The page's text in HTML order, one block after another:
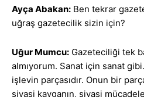
Ayça Abakan: Ben tekrar
uğraş gazetecilik sizin için?
Uğur Mumcu: Gazeteciliği tek
almıyorum. Sanat için sanat
işlevin parçasıdır. Onun bir
siyasi kavganın, siyasi